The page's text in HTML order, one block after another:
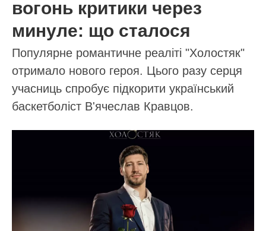
ПОВ'ЯЗАНІ СТАТТІ
Марічка Падалко стала журналісткою
випадково: зірка “1+1” розповіла